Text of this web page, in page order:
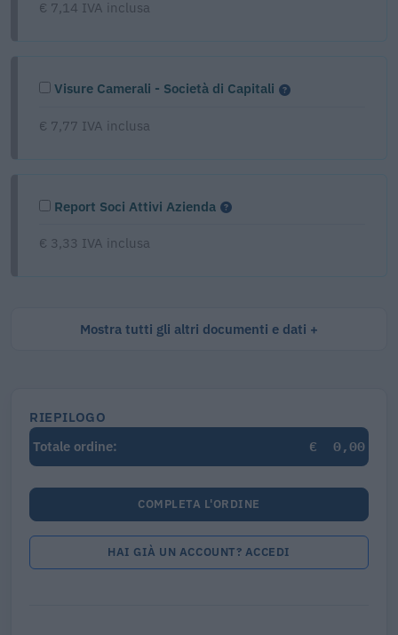
€ 7,14 IVA inclusa
Visure Camerali - Società di Capitali
€ 7,77 IVA inclusa
Report Soci Attivi Azienda
€ 3,33 IVA inclusa
Mostra tutti gli altri documenti e dati
RIEPILOGO
Totale ordine:
€ 0,00
COMPLETA L'ORDINE
HAI GIÀ UN ACCOUNT? ACCEDI